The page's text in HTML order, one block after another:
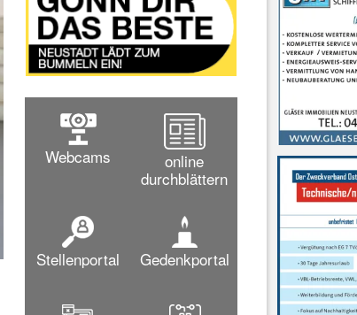
Webcams
online
durchblättern
Stellenportal Gedenkportal